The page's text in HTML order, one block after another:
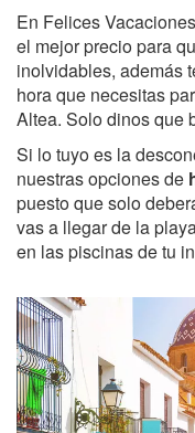
En Felices
el mejor precio para
inolvidables, además
hora que necesitas
Altea. Solo dinos que
Si lo tuyo es la
nuestras opciones de
puesto que solo
vas a llegar de la
en las piscinas de tu